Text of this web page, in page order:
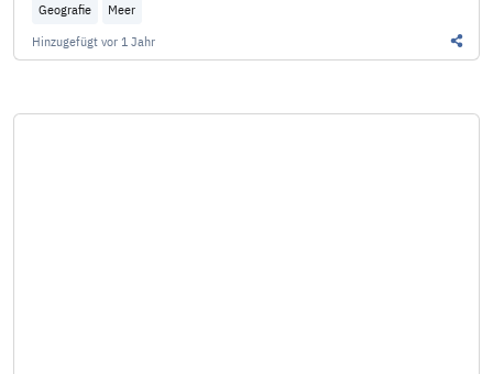
Geografie
Meer
Hinzugefügt vor 1 Jahr